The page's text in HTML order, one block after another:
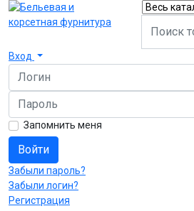
Вход
Логин
Пароль
Запомнить меня
Войти
Забыли пароль?
Забыли логин?
Регистрация